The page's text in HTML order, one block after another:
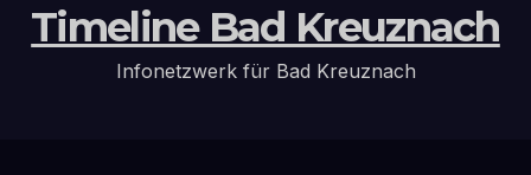
Timeline Bad Kreuznach
Infonetzwerk für Bad Kreuznach